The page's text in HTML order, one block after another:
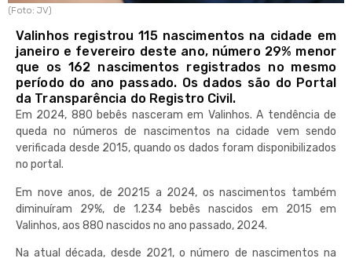
(Foto: JV)
Valinhos registrou 115 nascimentos na cidade em
janeiro e fevereiro deste ano, número 29% menor
que os 162 nascimentos registrados no mesmo
período do ano passado. Os dados são do Portal
da Transparência do Registro Civil.
Em 2024, 880 bebês nasceram em Valinhos. A tendência de
queda no números de nascimentos na cidade vem sendo
verificada desde 2015, quando os dados foram disponibilizados
no portal.
Em nove anos, de 20215 a 2024, os nascimentos também
diminuíram 29%, de 1.234 bebês nascidos em 2015 em
Valinhos, aos 880 nascidos no ano passado, 2024.
Na atual década, desde 2021, o número de nascimentos na